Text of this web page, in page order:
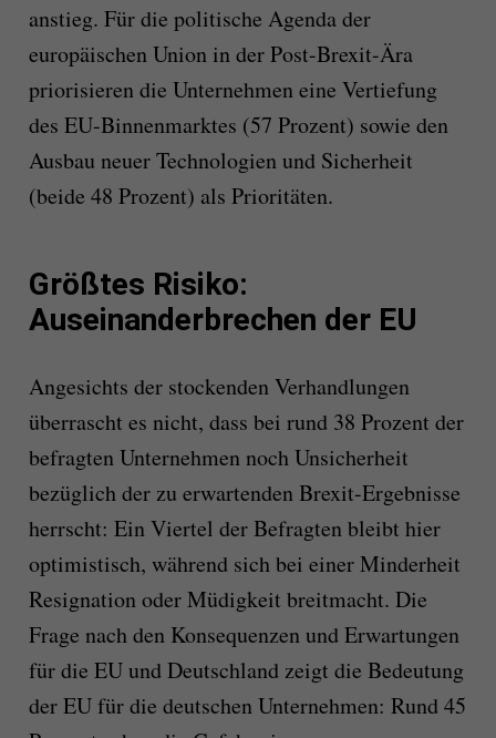
anstieg. Für die politische Agenda der
europäischen Union in der Post-Brexit-Ära
priorisieren die Unternehmen eine Vertiefung
des EU-Binnenmarktes (57 Prozent) sowie den
Ausbau neuer Technologien und Sicherheit
(beide 48 Prozent) als Prioritäten.
Größtes Risiko:
Auseinanderbrechen der EU
Angesichts der stockenden Verhandlungen
überrascht es nicht, dass bei rund 38 Prozent der
befragten Unternehmen noch Unsicherheit
bezüglich der zu erwartenden Brexit-Ergebnisse
herrscht: Ein Viertel der Befragten bleibt hier
optimistisch, während sich bei einer Minderheit
Resignation oder Müdigkeit breitmacht. Die
Frage nach den Konsequenzen und Erwartungen
für die EU und Deutschland zeigt die Bedeutung
der EU für die deutschen Unternehmen: Rund 45